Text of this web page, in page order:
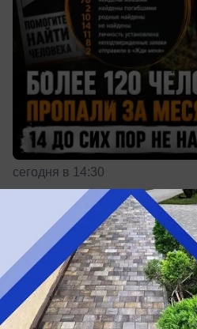
сегодня в 14:30
Общество
В лесах Ростовской
почти на треть
Всего зарегистрировано
площади около 700